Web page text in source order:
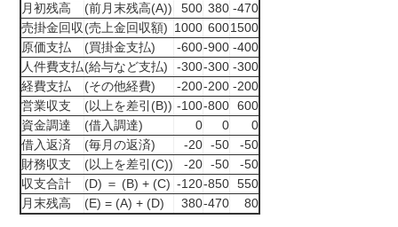
月初残高
(前月末残高(A)) 500 380 -470
売掛金回収 (売上金回収額) 1000 6001500
原価支払
(買掛金支払) -600-900 -400
人件費支払(給与など支払) -300-300 -300
経費支払
(その他経費) -200-200 -200
営業収支
(以上を差引(B)) -100-800 600
資金調達
(借入調達) 0 0
0
借入返済
(毎月の返済) -20 -50
-50
財務収支
(以上を差引(C)) -20 -50
-50
収支合計
(D) ＝ (B) + (C) -120-850 550
月末残高
(E) = (A) + (D) 380-470 80